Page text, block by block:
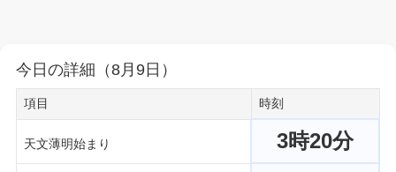
今日の詳細（8月9日）
項目 時刻
天文薄明始まり 3時20分